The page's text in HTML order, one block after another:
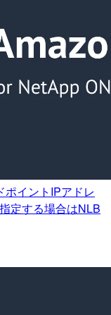
ポイントIPアドレ
定する場合はNLB